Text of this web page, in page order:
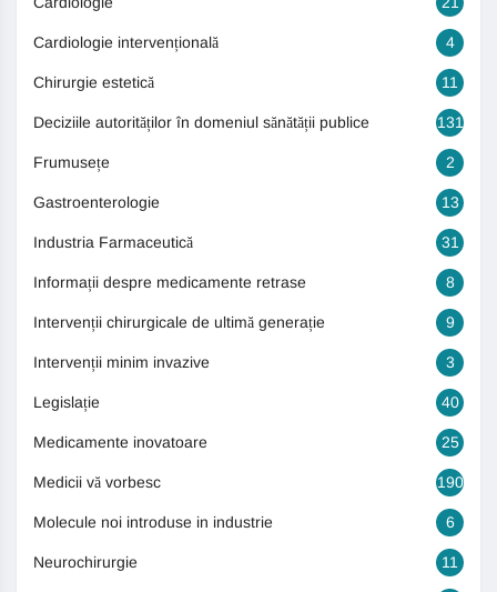
Cardiologie intervențională 4
Chirurgie estetică 11
Deciziile autorităților în domeniul sănătății publice 131
Frumusețe 2
Gastroenterologie 13
Industria Farmaceutică 31
Informații despre medicamente retrase 8
Intervenții chirurgicale de ultimă generație 9
Intervenții minim invazive 3
Legislație 40
Medicamente inovatoare 25
Medicii vă vorbesc 190
Molecule noi introduse in industrie 6
Neurochirurgie 11